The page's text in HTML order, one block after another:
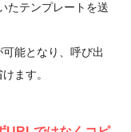
たテンプレートを送
能となり、呼び出
ます。